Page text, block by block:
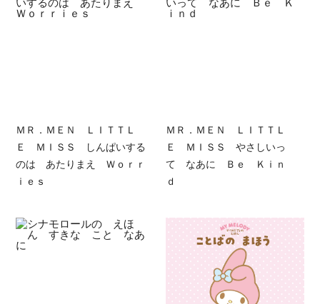
ＭＲ．ＭＥＮ ＬＩＴＴＬ
Ｅ ＭＩＳＳ しんぱいする
のは あたりまえ Ｗｏｒｒ
ｉｅｓ
ＭＲ．ＭＥＮ ＬＩＴＴＬ
Ｅ ＭＩＳＳ やさしいっ
て なあに Ｂｅ Ｋｉｎ
ｄ